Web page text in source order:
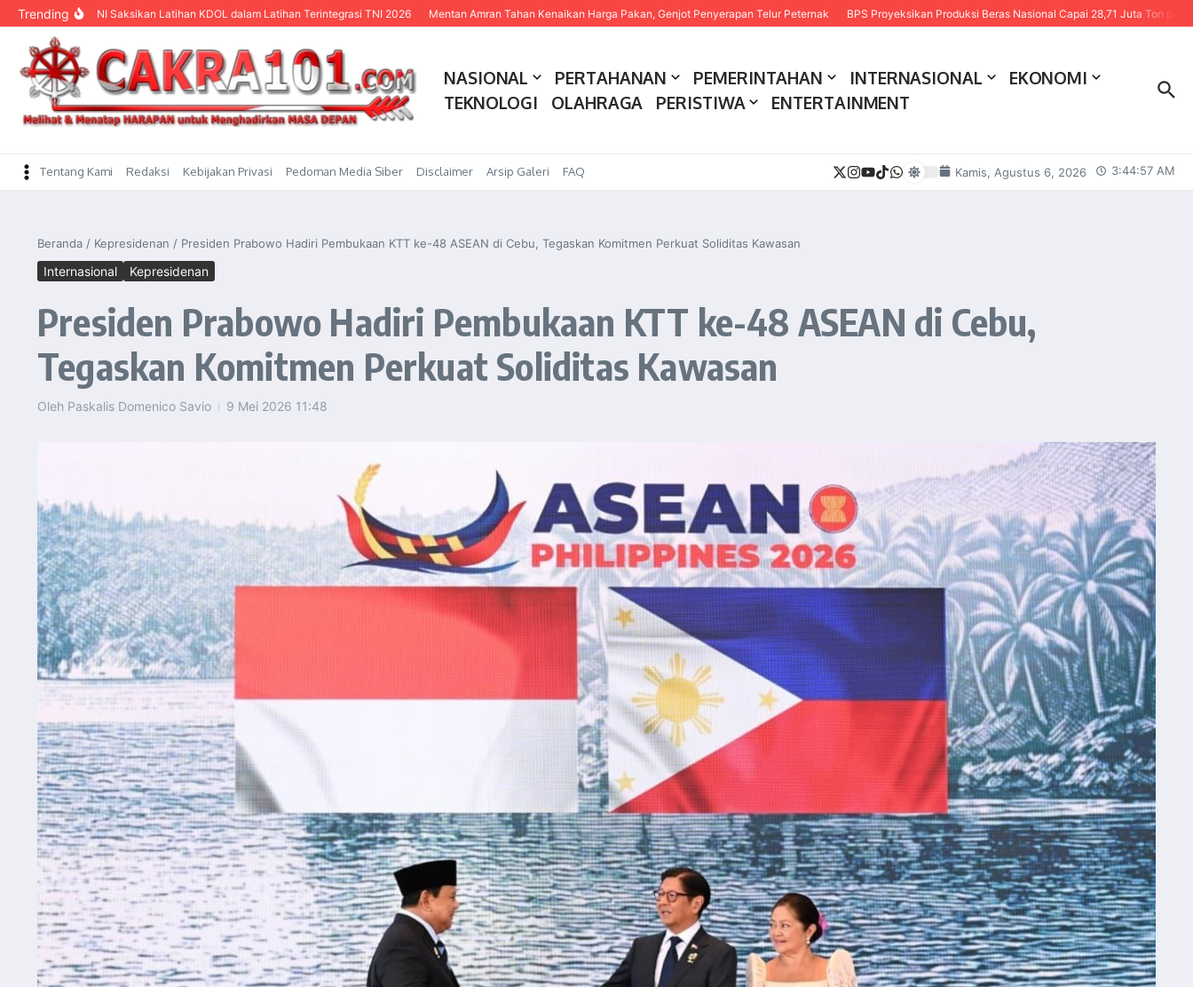
content
Trending
TNI Saksikan Latihan KDOL dalam Latihan Terintegrasi TNI 2026 Mentan Amran Tahan Kenaikan Harga Pakan, Genjot Penyerapan Telur Peternak BPS Proyeksikan Produksi Beras Nasional Capai 28,71 Juta Ton pada 2026
NASIONAL PERTAHANAN PEMERINTAHAN INTERNASIONAL
EKONOMI
TEKNOLOGI
OLAHRAGA PERISTIWA ENTERTAINMENT
Tentang Kami Redaksi Kebijakan Privasi Pedoman Media Siber Disclaimer Arsip Galeri FAQ Kamis, Agustus 6, 2026 3:44:59 AM
Beranda / Kepresidenan / Presiden Prabowo Hadiri Pembukaan KTT ke-48 ASEAN di Cebu, Tegaskan Komitmen Perkuat Soliditas Kawasan
Internasional Kepresidenan
Presiden Prabowo Hadiri Pembukaan KTT ke-48 ASEAN di Cebu,
Tegaskan Komitmen Perkuat Soliditas Kawasan
Oleh Paskalis Domenico Savio 9 Mei 2026 11:48